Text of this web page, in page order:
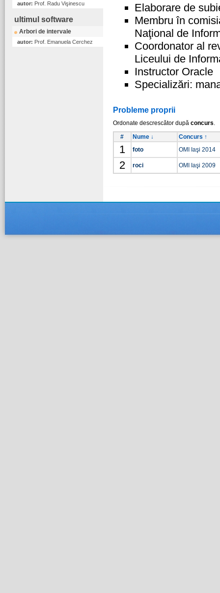
autor: Prof. Radu Vişinescu
ultimul software
Arbori de intervale
autor: Prof. Emanuela Cerchez
Elaborare de
Membru în
Naţional de
Coordonator al
Liceului de
Instructor Oracle
Specializări:
Probleme proprii
Ordonate descrescător după concurs.
#
Nume ↓ Concurs ↑
1 foto OMI Iaşi 2014
2 roci OMI Iaşi 2009